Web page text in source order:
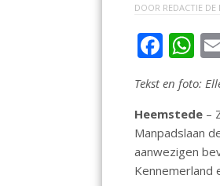
DOOR REDACTIE DE
F
e
b
o
o
W
at
s
A
p
Tekst en foto:
Heemstede –
Manpadslaan
aanwezigen
Kennemerland